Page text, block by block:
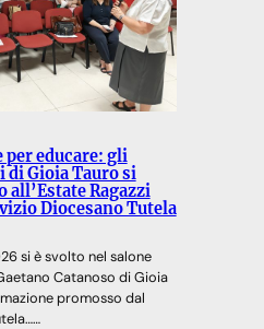
per educare: gli
di Gioia Tauro si
all’Estate Ragazzi
Diocesano Tutela
si è svolto nel salone
Catanoso di Gioia
promosso dal